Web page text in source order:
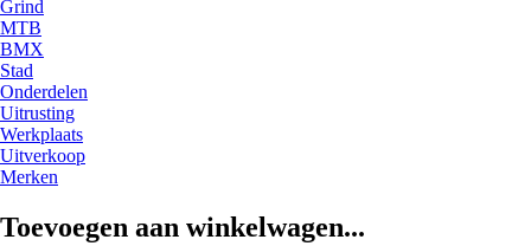
Grind
MTB
BMX
Stad
Onderdelen
Uitrusting
Werkplaats
Uitverkoop
Merken
Toevoegen aan winkelwagen...